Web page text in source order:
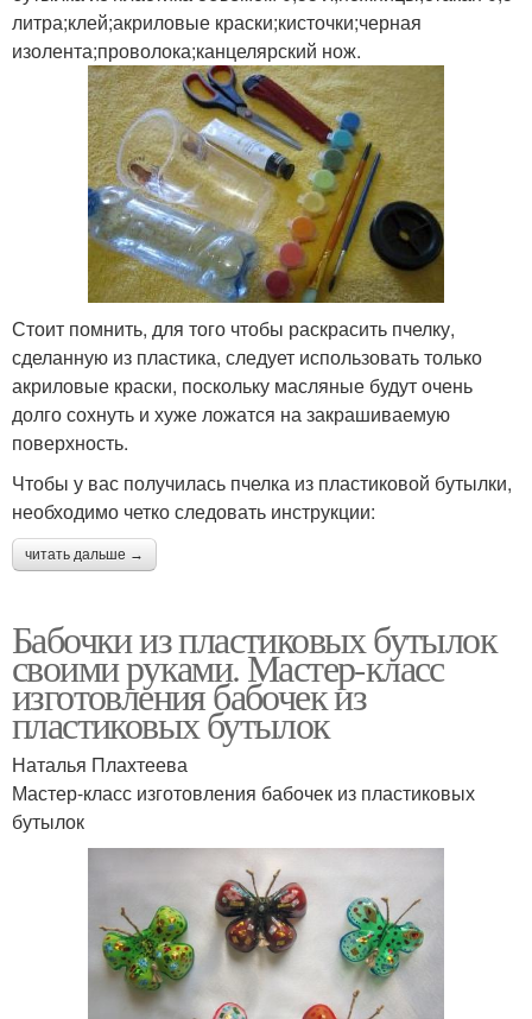
литра;клей;акриловые краски;кисточки;черная
изолента;проволока;канцелярский нож.
Стоит помнить, для того чтобы раскрасить пчелку,
сделанную из пластика, следует использовать только
акриловые краски, поскольку масляные будут очень
долго сохнуть и хуже ложатся на закрашиваемую
поверхность.
Чтобы у вас получилась пчелка из пластиковой бутылки,
необходимо четко следовать инструкции:
читать дальше →
Бабочки из пластиковых бутылок
своими руками. Мастер-класс
изготовления бабочек из
пластиковых бутылок
Наталья Плахтеева
Мастер-класс изготовления бабочек из пластиковых
бутылок